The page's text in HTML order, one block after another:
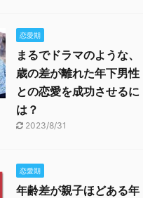
恋愛期
まるでドラマのような、
歳の差が離れた年下男性
との恋愛を成功させるに
は？
2023/8/31
恋愛期
年齢差が親子ほどある年